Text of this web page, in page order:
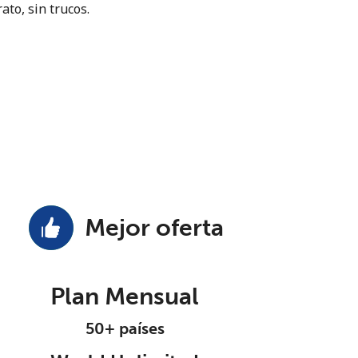
sin trucos.
Mejor oferta
Plan Mensual
50+ países